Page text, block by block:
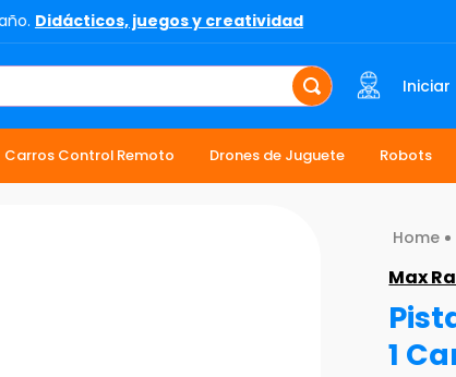
Didácticos, juegos y creatividad
Iniciar
Carros Control Remoto Drones de Juguete Robots
Max
1